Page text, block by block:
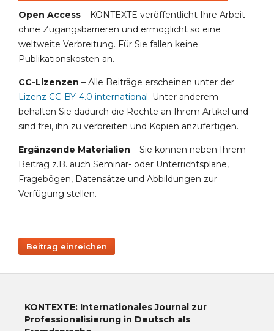
Open Access – KONTEXTE veröffentlicht Ihre Arbeit
ohne Zugangsbarrieren und ermöglicht so eine
weltweite Verbreitung. Für Sie fallen keine
Publikationskosten an.
CC-Lizenzen – Alle Beiträge erscheinen unter der
Lizenz CC-BY-4.0 international. Unter anderem
behalten Sie dadurch die Rechte an Ihrem Artikel und
sind frei, ihn zu verbreiten und Kopien anzufertigen.
Ergänzende Materialien – Sie können neben Ihrem
Beitrag z.B. auch Seminar- oder Unterrichtspläne,
Fragebögen, Datensätze und Abbildungen zur
Verfügung stellen.
Beitrag einreichen
KONTEXTE: Internationales Journal zur
Professionalisierung in Deutsch als